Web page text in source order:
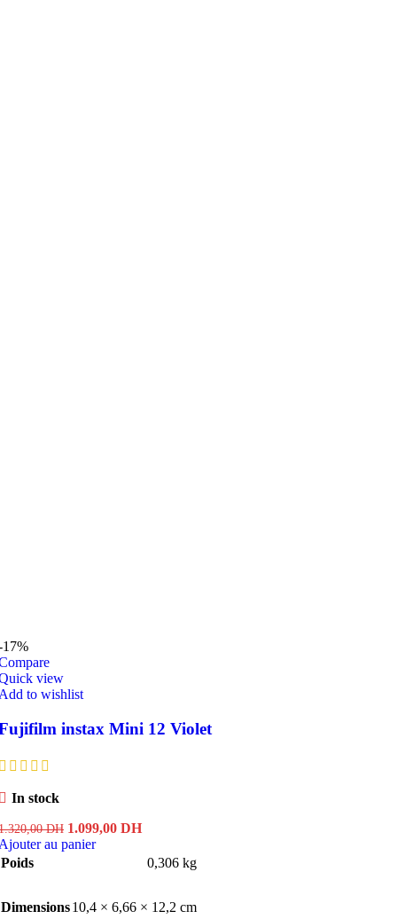
17%
view
to wishlist
instax Mini 12 Violet
In stock
DH Le
prix
1.099,00 DHLe
actuel
au panier
Poids
0,306 kg
Dimensions10,4 × 6,66 × 12,2 cm